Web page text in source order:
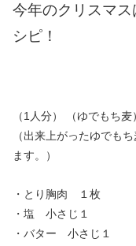
今年のクリスマ
シピ！
（1人分） （ゆでも
（出来上がったゆでも
ます。）
・とり胸肉 １枚
・塩 小さじ１
・バター 小さじ１